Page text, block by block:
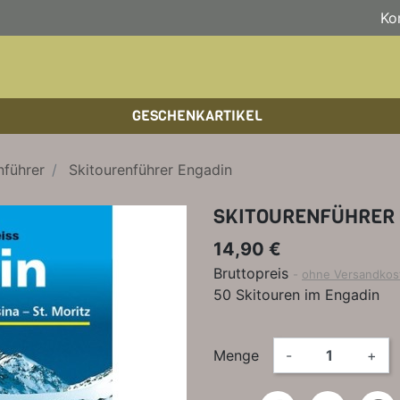
GESCHENKARTIKEL
Skitourenführer Engadin
14,90 €
Bruttopreis ohne
50 Skitouren im Engadin
Menge - +